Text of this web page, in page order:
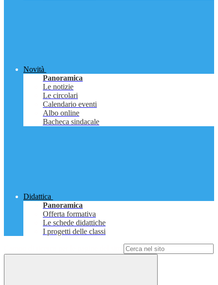
Novità
Panoramica
Le notizie
Le circolari
Calendario eventi
Albo online
Bacheca sindacale
Didattica
Panoramica
Offerta formativa
Le schede didattiche
I progetti delle classi